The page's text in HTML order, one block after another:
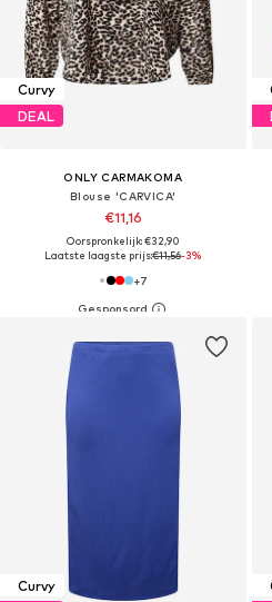
Curvy
DEAL
ONLY CARMAKOMA
Blouse 'CARVICA'
€11,16
Oorspronkelijk: €32,90
Laatste laagste prijs:€11,56-3%
+7
Curvy